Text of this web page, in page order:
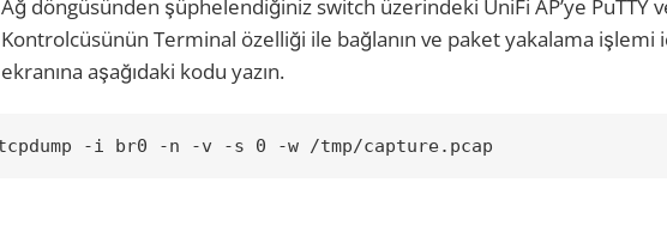
Ağ döngüsünden şüphelendiğiniz switch üzerindeki UniFi AP’ye PuTTY
Kontrolcüsünün Terminal özelliği ile bağlanın ve paket yakalama işlemi
ekranına aşağıdaki kodu yazın.